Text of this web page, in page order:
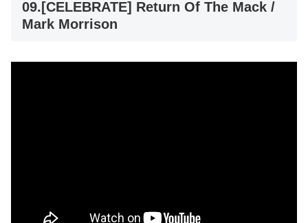
09.[CELEBRATE] Return Of The Mack /
Mark Morrison